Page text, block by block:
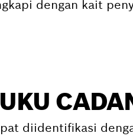
dengan kait
diidentifikasi